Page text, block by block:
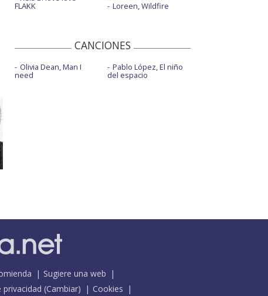
FLAKK
Loreen, Wildfire
CANCIONES
Olivia Dean, Man I
need
Pablo López, El niño
del espacio
Sugiere una web
privacidad (Cambiar) Cookies